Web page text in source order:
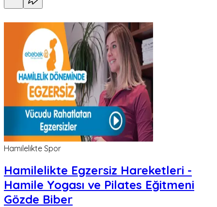
Hamilelikte Spor
Hamilelikte Egzersiz Hareketleri -
Hamile Yogası ve Pilates Eğitmeni
Gözde Biber